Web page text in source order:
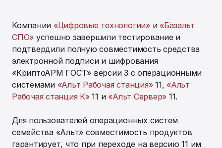
Компании «Цифровые технологии»и «Базальт
СПО» успешно завершили тестирование и
подтвердили полную совместимость средства
электронной подписи и шифрования
«КриптоАРМ ГОСТ» версии 3 с операционными
системами «Альт Рабочая станция»11, «Альт
Рабочая станция К»11 и «Альт Сервер» 11.
Для пользователей операционных систем
семейства «Альт» совместимость продуктов
гарантирует, что при переходе на версию 11 им